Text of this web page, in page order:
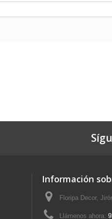
Información
Floripa Decor,
Llámenos ahora: